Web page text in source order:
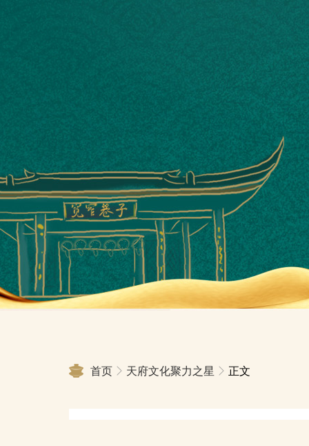
首页 天府文化聚力之星 正文